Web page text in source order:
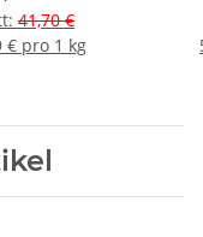
: 41,70 €
€ pro 1 kg